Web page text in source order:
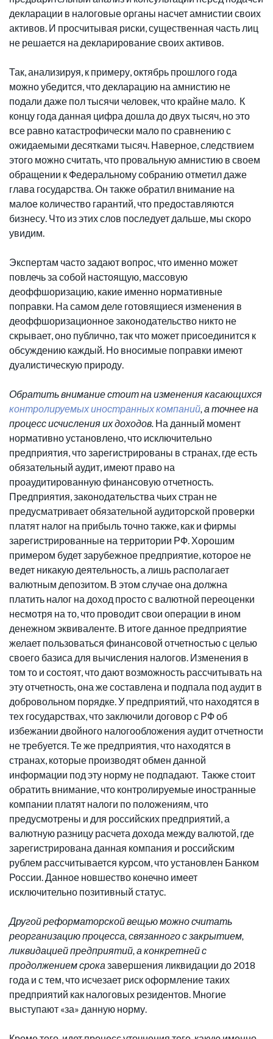
декларации в налоговые органы насчет амнистии своих
активов. И просчитывая риски, существенная часть лиц
не решается на декларирование своих активов.
Так, анализируя, к примеру, октябрь прошлого года
можно убедится, что декларацию на амнистию не
подали даже пол тысячи человек, что крайне мало. К
концу года данная цифра дошла до двух тысяч, но это
все равно катастрофически мало по сравнению с
ожидаемыми десятками тысяч. Наверное, следствием
этого можно считать, что провальную амнистию в своем
обращении к Федеральному собранию отметил даже
глава государства. Он также обратил внимание на
малое количество гарантий, что предоставляются
бизнесу. Что из этих слов последует дальше, мы скоро
увидим.
Экспертам часто задают вопрос, что именно может
повлечь за собой настоящую, массовую
деоффшоризацию, какие именно нормативные
поправки. На самом деле готовящиеся изменения в
деоффшоризационное законодательство никто не
скрывает, оно публично, так что может присоединится к
обсуждению каждый. Но вносимые поправки имеют
дуалистическую природу.
Обратить внимание стоит на изменения касающихся
контролируемых иностранных компаний, а точнее на
процесс исчисления их доходов. На данный момент
нормативно установлено, что исключительно
предприятия, что зарегистрированы в странах, где есть
обязательный аудит, имеют право на
проаудитированную финансовую отчетность.
Предприятия, законодательства чьих стран не
предусматривает обязательной аудиторской проверки
платят налог на прибыль точно также, как и фирмы
зарегистрированные на территории РФ. Хорошим
примером будет зарубежное предприятие, которое не
ведет никакую деятельность, а лишь располагает
валютным депозитом. В этом случае она должна
платить налог на доход просто с валютной переоценки
несмотря на то, что проводит свои операции в ином
денежном эквиваленте. В итоге данное предприятие
желает пользоваться финансовой отчетностью с целью
своего базиса для вычисления налогов. Изменения в
том то и состоят, что дают возможность рассчитывать на
эту отчетность, она же составлена и подпала под аудит в
добровольном порядке. У предприятий, что находятся в
тех государствах, что заключили договор с РФ об
избежании двойного налогообложения аудит отчетности
не требуется. Те же предприятия, что находятся в
странах, которые производят обмен данной
информации под эту норму не подпадают. Также стоит
обратить внимание, что контролируемые иностранные
компании платят налоги по положениям, что
предусмотрены и для российских предприятий, а
валютную разницу расчета дохода между валютой, где
зарегистрирована данная компания и российским
рублем рассчитывается курсом, что установлен Банком
России. Данное новшество конечно имеет
исключительно позитивный статус.
Другой реформаторской вещью можно считать
реорганизацию процесса, связанного с закрытием,
ликвидацией предприятий, а конкретней с
продолжением срока завершения ликвидации до 2018
года и с тем, что исчезает риск оформление таких
предприятий как налоговых резидентов. Многие
выступают «за» данную норму.